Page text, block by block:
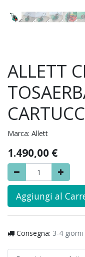
ALLETT
Marca: Allett
1.490,00 €
Aggiungi al
Consegna: 3-4 giorni